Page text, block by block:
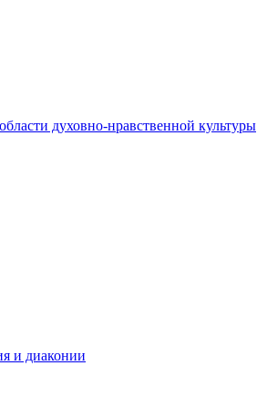
духовно-нравственной культуры
и диаконии